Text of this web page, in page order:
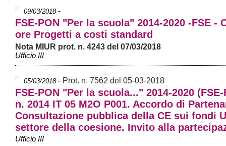
09/03/2018-
FSE-PON "Per la scuola" 2014-2020 -FSE -
ore Progetti a costi standard
Nota MIUR prot. n. 4243 del 07/03/2018
Ufficio III
05/03/2018- Prot. n. 7562 del 05-03-2018
FSE-PON "Per la scuola..." 2014-2020 (FSE-
n. 2014 IT 05 M2O P001. Accordo di
Consultazione pubblica della CE sui fondi
settore della coesione. Invito alla
Ufficio III